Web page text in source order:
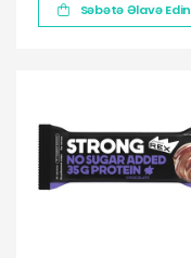
Səbətə Əlavə Edin